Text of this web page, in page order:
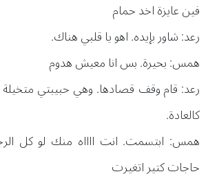
فين عايزة اخد حمام
رعد: شاور بإيده. اهو يا قلبي هناك.
همس: بحيرة. بس انا معيش هدوم
رعد: قام وقف قصادها. وهي حبيبتي
كالعادة.
همس: ابتسمت. انت ااااه منك لو كل
حاجات كتير اتغيرت